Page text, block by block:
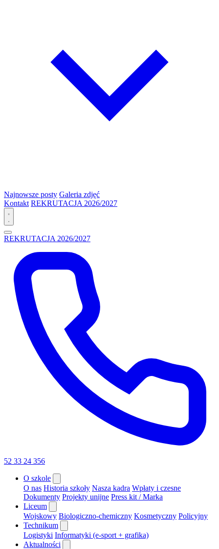
Najnowsze posty Galeria zdjęć
Kontakt REKRUTACJA 2026/2027
REKRUTACJA 2026/2027
52 33 24 356
O szkole
O nas Historia szkoły Nasza kadra Wpłaty i czesne
Dokumenty Projekty unijne Press kit / Marka
Liceum
Wojskowy Biologiczno-chemiczny Kosmetyczny Policyjny
Technikum
Logistyki Informatyki (e-sport + grafika)
Aktualności